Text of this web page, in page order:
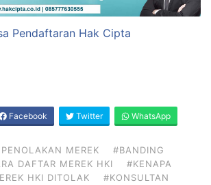
Pendaftaran Hak Cipta
Facebook Twitter WhatsApp
MEREK
#BANDING
DAFTAR MEREK HKI
#KENAPA
HKI DITOLAK
#KONSULTAN